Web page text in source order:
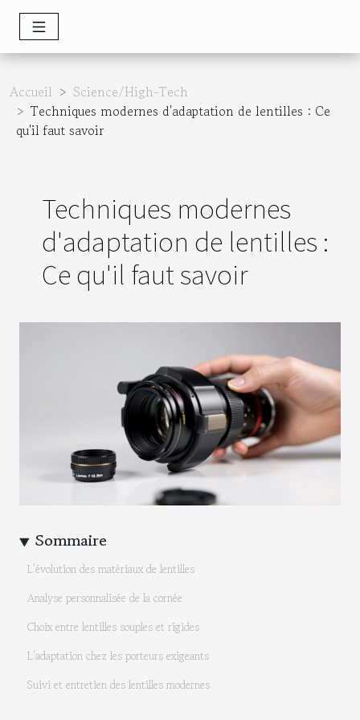
Accueil
Science/High-Tech
Techniques modernes d'adaptation de lentilles : Ce
qu'il faut savoir
Techniques modernes
d'adaptation de lentilles :
Ce qu'il faut savoir
Sommaire
L’évolution des matériaux de lentilles
Analyse personnalisée de la cornée
Choix entre lentilles souples et rigides
L’adaptation chez les porteurs exigeants
Suivi et entretien des lentilles modernes